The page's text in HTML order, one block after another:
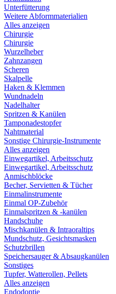
Unterfütterung
Weitere Abformmaterialien
Alles anzeigen
Chirurgie
Chirurgie
Wurzelheber
Zahnzangen
Scheren
Skalpelle
Haken & Klemmen
Wundnadeln
Nadelhalter
Spritzen & Kanülen
Tamponadestopfer
Nahtmaterial
Sonstige Chirurgie-Instrumente
Alles anzeigen
Einwegartikel, Arbeitsschutz
Einwegartikel, Arbeitsschutz
Anmischblöcke
Becher, Servietten & Tücher
Einmalinstrumente
Einmal OP-Zubehör
Einmalspritzen & -kanülen
Handschuhe
Mischkanülen & Intraoraltips
Mundschutz, Gesichtsmasken
Schutzbrillen
Speichersauger & Absaugkanülen
Sonstiges
Tupfer, Watterollen, Pellets
Alles anzeigen
Endodontie